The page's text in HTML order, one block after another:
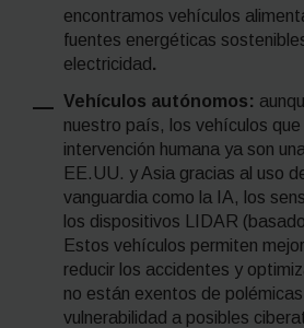
encontramos vehículos
fuentes energéticas
electricidad.
Vehículos autónomos:
nuestro país, los vehículos que
intervención humana ya son
EE.UU. y Asia gracias al uso
vanguardia como la IA, los
los dispositivos LIDAR
Estos vehículos permiten
reducir los accidentes y
no están exentos de
vulnerabilidad a posibles